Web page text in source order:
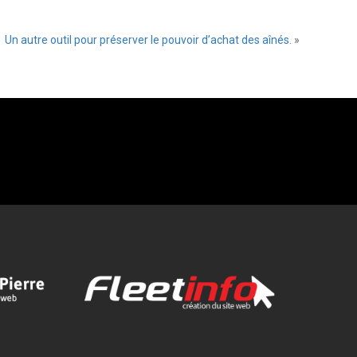
Un autre outil pour préserver le pouvoir d’achat des aînés. »